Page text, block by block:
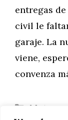
entregas
civil le
garaje. La
viene,
convenza
Motor